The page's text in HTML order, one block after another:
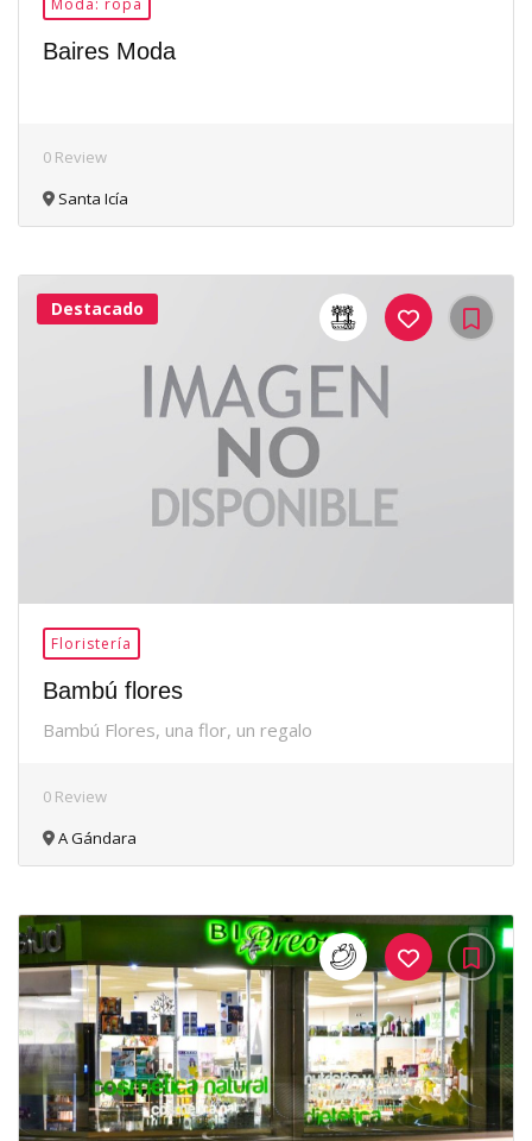
Baires Moda
0 Review
Santa Icía
42Me
Destacado
Floristería
Bambú flores
Bambú Flores, una flor, un regalo
0 Review
A Gándara
35Me
Gusta